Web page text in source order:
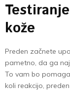
kože
Preden začnete
pametno, da ga
To vam bo
koli reakcijo,